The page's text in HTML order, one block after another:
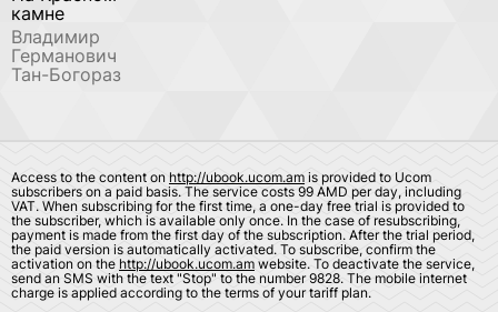
камне
Владимир
Германович
Тан-Богораз
Access to the content on http://ubook.ucom.am is provided to Ucom
subscribers on a paid basis. The service costs 99 AMD per day, including
VAT. When subscribing for the first time, a one-day free trial is provided to
the subscriber, which is available only once. In the case of resubscribing,
payment is made from the first day of the subscription. After the trial period,
the paid version is automatically activated. To subscribe, confirm the
activation on the http://ubook.ucom.am website. To deactivate the service,
send an SMS with the text "Stop" to the number 9828. The mobile internet
charge is applied according to the terms of your tariff plan.